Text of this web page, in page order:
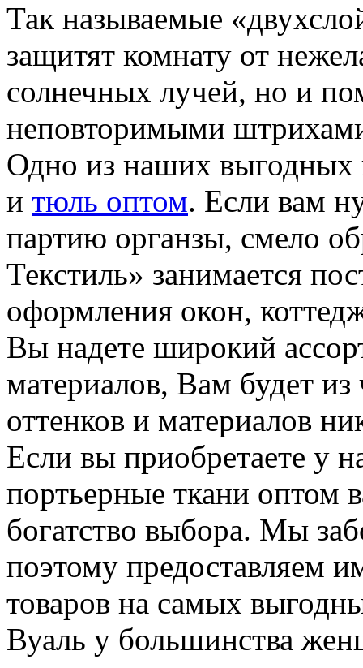
Так называемые
защитят комнату от
солнечных лучей, но и
неповторимыми
Одно из наших выгодных
и тюль оптом. Если вам
партию органзы, смело
Текстиль» занимается
оформления окон,
Вы надете широкий
материалов, Вам будет из
оттенков и материалов
Если вы приобретаете у
портьерные ткани оптом
богатство выбора. Мы
поэтому предоставляем
товаров на самых
Вуаль у большинства